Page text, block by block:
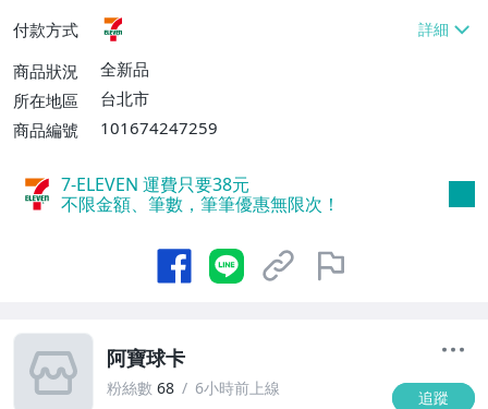
付款方式
商品狀況
全新品
所在地區
台北市
商品編號
101674247259
7-ELEVEN 運費只要38元
不限金額、筆數，筆筆優惠無限次！
阿寶球卡
粉絲數 68 6小時前上線 追蹤